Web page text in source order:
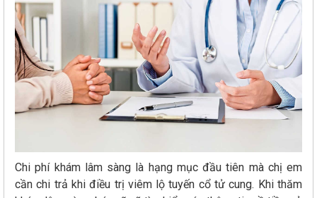
Chi phí khám lâm sàng là hạng mục đầu tiên mà chị em
cần chi trả khi điều trị viêm lộ tuyến cổ tử cung. Khi thăm